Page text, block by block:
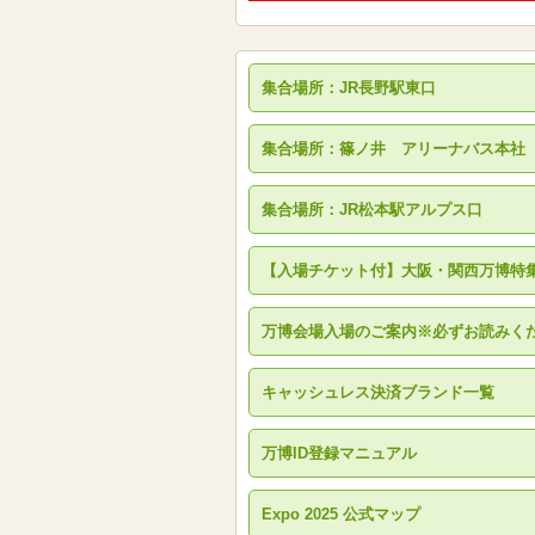
集合場所：JR長野駅東口
集合場所：篠ノ井 アリーナバス本社
集合場所：JR松本駅アルプス口
【入場チケット付】大阪・関西万博特
万博会場入場のご案内※必ずお読みく
キャッシュレス決済ブランド一覧
万博ID登録マニュアル
Expo 2025 公式マップ